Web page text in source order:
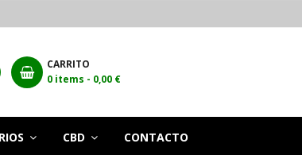
CARRITO
0 items - 0,00 €
CBD CONTACTO